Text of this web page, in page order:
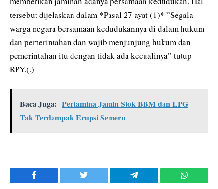
tersebut dijelaskan dalam *Pasal 27 ayat (1)* ”Segala
warga negara bersamaan kedudukannya di dalam hukum
dan pemerintahan dan wajib menjunjung hukum dan
pemerintahan itu dengan tidak ada kecualinya” tutup
RPY.(.)
Baca Juga: Pertamina Jamin Stok BBM dan LPG
Tak Terdampak Erupsi Semeru
Facebook Twitter Telegram